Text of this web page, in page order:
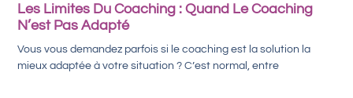
Les Limites Du Coaching : Quand Le Coaching
N’est Pas Adapté
Vous vous demandez parfois si le coaching est la solution la
mieux adaptée à votre situation ? C’est normal, entre